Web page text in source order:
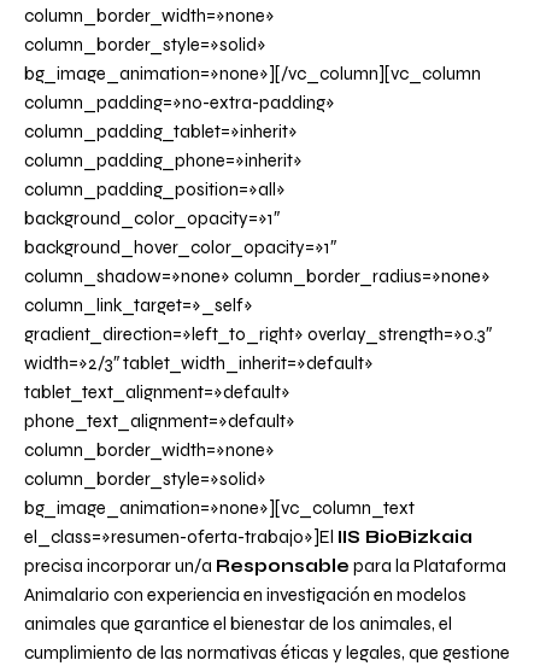
column_border_width=»none»
column_border_style=»solid»
bg_image_animation=»none»][/vc_column][vc_column
column_padding=»no-extra-padding»
column_padding_tablet=»inherit»
column_padding_phone=»inherit»
column_padding_position=»all»
background_color_opacity=»1″
background_hover_color_opacity=»1″
column_shadow=»none» column_border_radius=»none»
column_link_target=»_self»
gradient_direction=»left_to_right» overlay_strength=»0.3″
width=»2/3″ tablet_width_inherit=»default»
tablet_text_alignment=»default»
phone_text_alignment=»default»
column_border_width=»none»
column_border_style=»solid»
bg_image_animation=»none»][vc_column_text
el_class=»resumen-oferta-trabajo»]El IIS BioBizkaia
precisa incorporar un/a Responsable para la Plataforma
Animalario con experiencia en investigación en modelos
animales que garantice el bienestar de los animales, el
cumplimiento de las normativas éticas y legales, que gestione